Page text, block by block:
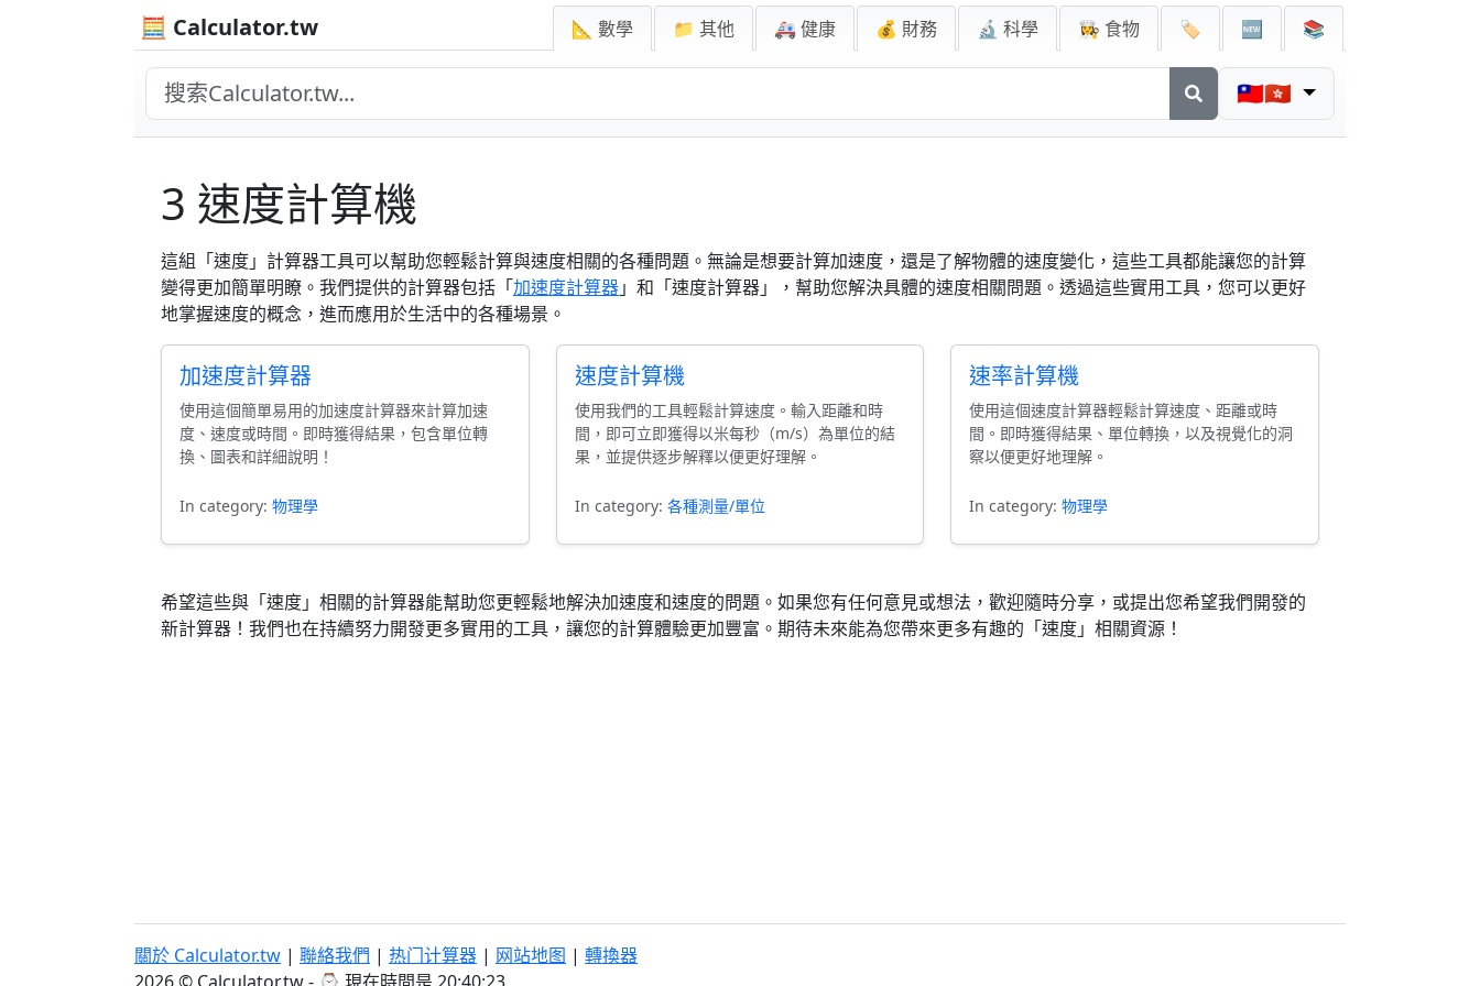
🧮 Calculator.tw 📐 數學 📁 其他 🚑 健康 💰 財務 🔬 科學 👩‍🍳 食物 🏷️ 🆕 📚
🇹🇼🇭🇰
3 速度計算機
這組「速度」計算器工具可以幫助您輕鬆計算與速度相關的各種問題。無論是想要計算加速度，還是了解物體的速度變化，這些工具都能讓您的計算
變得更加簡單明瞭。我們提供的計算器包括「加速度計算器」和「速度計算器」，幫助您解決具體的速度相關問題。透過這些實用工具，您可以更好
地掌握速度的概念，進而應用於生活中的各種場景。
加速度計算器
使用這個簡單易用的加速度計算器來計算加速
度、速度或時間。即時獲得結果，包含單位轉
換、圖表和詳細說明！
In category: 物理學
速度計算機
使用我們的工具輕鬆計算速度。輸入距離和時
間，即可立即獲得以米每秒（m/s）為單位的結
果，並提供逐步解釋以便更好理解。
In category: 各種測量/單位
速率計算機
使用這個速度計算器輕鬆計算速度、距離或時
間。即時獲得結果、單位轉換，以及視覺化的洞
察以便更好地理解。
In category:物理學
希望這些與「速度」相關的計算器能幫助您更輕鬆地解決加速度和速度的問題。如果您有任何意見或想法，歡迎隨時分享，或提出您希望我們開發的
新計算器！我們也在持續努力開發更多實用的工具，讓您的計算體驗更加豐富。期待未來能為您帶來更多有趣的「速度」相關資源！
關於 Calculator.tw | 聯絡我們 | 热门计算器 | 网站地图 | 轉換器